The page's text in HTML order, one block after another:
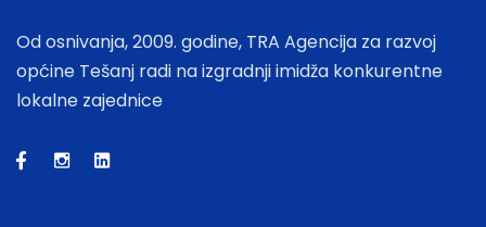
Od osnivanja, 2009. godine, TRA Agencija za razvoj
općine Tešanj radi na izgradnji imidža konkurentne
lokalne zajednice